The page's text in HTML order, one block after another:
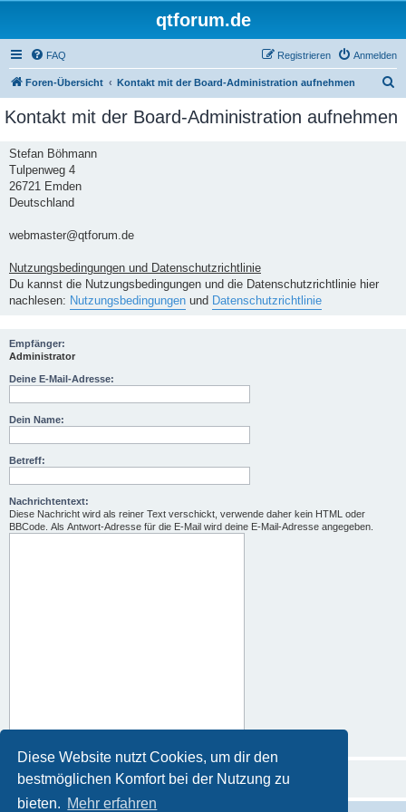
Diese Website nutzt Cookies, um dir den
bestmöglichen Komfort bei der Nutzung zu
bieten. Mehr erfahren
qtforum.de
FAQ Anmelden
Registrieren
Foren-Übersicht Kontakt mit der Board-Administration aufnehmen
c
Kontakt mit der Board-Administration aufnehmen
Stefan Böhmann
Tulpenweg 4
26721 Emden
Deutschland
webmaster@qtforum.de
Nutzungsbedingungen und Datenschutzrichtlinie
Du kannst die Nutzungsbedingungen und die Datenschutzrichtlinie hier
nachlesen: Nutzungsbedingungen und Datenschutzrichtlinie
Empfänger:
Administrator
Deine E-Mail-Adresse:
Dein Name:
Betreff:
Nachrichtentext:
Diese Nachricht wird als reiner Text verschickt, verwende daher kein HTML oder
BBCode. Als Antwort-Adresse für die E-Mail wird deine E-Mail-Adresse angegeben.